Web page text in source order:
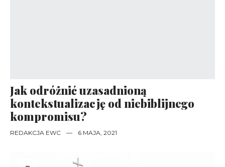
Jak odróżnić uzasadnioną
kontekstualizację od niebiblijnego
kompromisu?
REDAKCJA EWC — 6 MAJA, 2021